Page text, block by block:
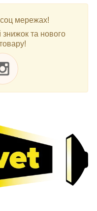
мережах!
знижок та нового